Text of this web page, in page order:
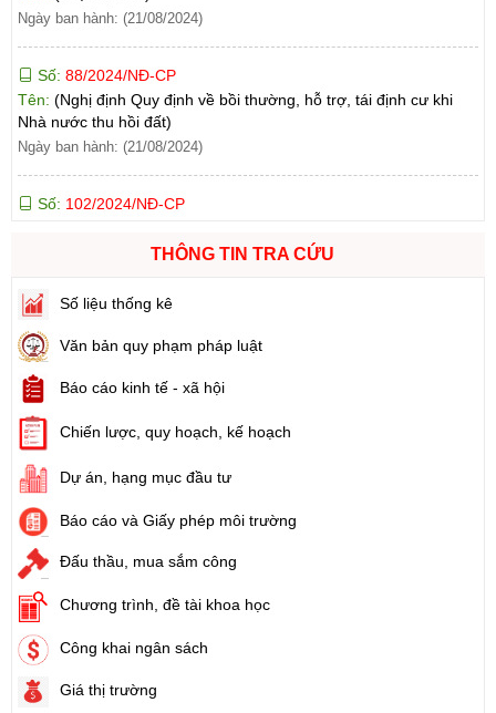
Số:
88/2024/NĐ-CP
Nhà nước thu hồi đất)
Ngày ban hành: (21/08/2024)
Số:
102/2024/NĐ-CP
Đất đai)
Tên:
(Nghị định Quy định về tiền sử dụng đất, tiền thuê đất)
Ngày ban hành: (21/08/2024)
Số:1731/KH-UBND
Tên:
Ngày ban hành: (21/08/2024)
Tên:
(Nghị định Quy định về giá đất)
Ngày ban hành: (21/08/2024)
Số:31/2024/QH15
Tên:
Ngày ban hành: (21/08/2024)
THÔNG TIN TRA CỨU
Số liệu thống kê
Văn bản quy phạm pháp luật
Báo cáo kinh tế - xã hội
Chiến lược, quy hoạch, kế hoạch
Dự án, hạng mục đầu tư
Báo cáo và Giấy phép môi trường
Đấu thầu, mua sắm công
Chương trình, đề tài khoa học
Công khai ngân sách
Giá thị trường